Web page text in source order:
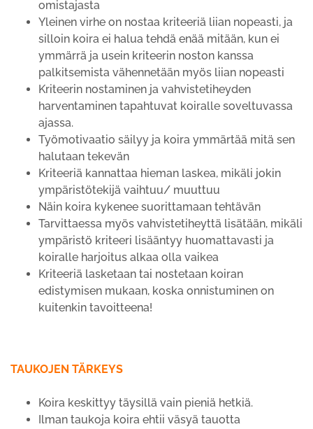
omistajasta
Yleinen virhe on nostaa kriteeriä liian nopeasti, ja
silloin koira ei halua tehdä enää mitään, kun ei
ymmärrä ja usein kriteerin noston kanssa
palkitsemista vähennetään myös liian nopeasti
Kriteerin nostaminen ja vahvistetiheyden
harventaminen tapahtuvat koiralle soveltuvassa
ajassa.
Työmotivaatio säilyy ja koira ymmärtää mitä sen
halutaan tekevän
Kriteeriä kannattaa hieman laskea, mikäli jokin
ympäristötekijä vaihtuu/ muuttuu
Näin koira kykenee suorittamaan tehtävän
Tarvittaessa myös vahvistetiheyttä lisätään, mikäli
ympäristö kriteeri lisääntyy huomattavasti ja
koiralle harjoitus alkaa olla vaikea
Kriteeriä lasketaan tai nostetaan koiran
edistymisen mukaan, koska onnistuminen on
kuitenkin tavoitteena!
TAUKOJEN TÄRKEYS
Koira keskittyy täysillä vain pieniä hetkiä.
Ilman taukoja koira ehtii väsyä tauotta